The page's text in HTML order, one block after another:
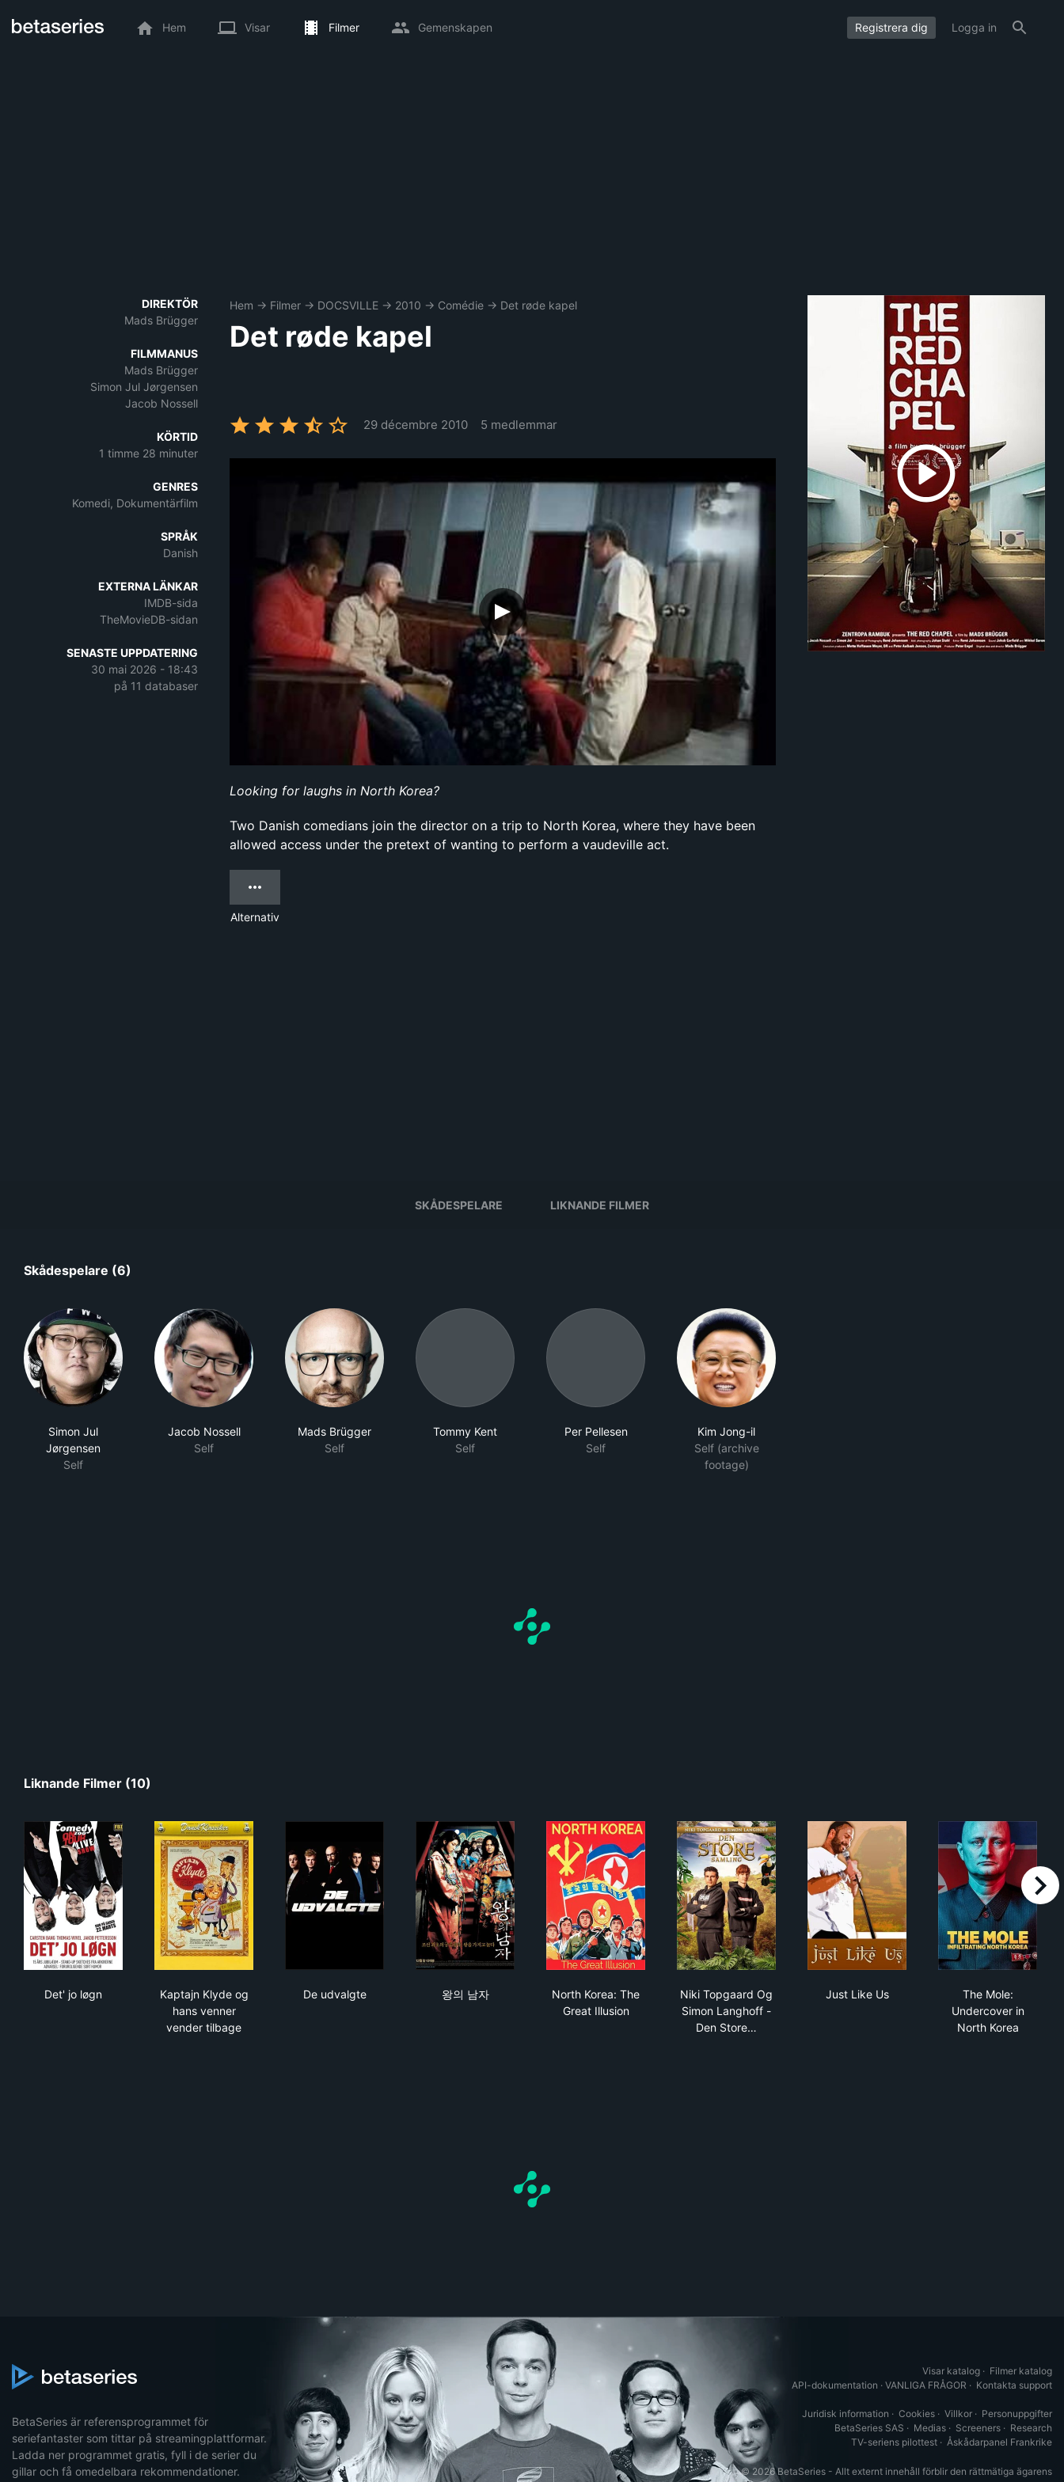
Hem Visar Filmer Gemenskapen Registrera dig Logga in
DIREKTÖR
Mads Brügger
FILMMANUS
Mads Brügger
Simon Jul Jørgensen
Jacob Nossell
KÖRTID
1 timme 28 minuter
GENRES
Komedi, Dokumentärfilm
SPRÅK
Danish
EXTERNA LÄNKAR
IMDB-sida
TheMovieDB-sidan
SENASTE UPPDATERING
30 mai 2026 - 18:43
på 11 databaser
Hem → Filmer → DOCSVILLE → 2010 → Comédie → Det røde kapel
Det røde kapel
29 décembre 2010 5 medlemmar
Looking for laughs in North Korea?
Two Danish comedians join the director on a trip to North Korea, where they have been
allowed access under the pretext of wanting to perform a vaudeville act.
Alternativ
SKÅDESPELARE LIKNANDE FILMER
Skådespelare (6)
Simon Jul
Jørgensen
Self
Jacob Nossell
Self
Mads Brügger
Self
Tommy Kent
Self
Per Pellesen
Self
Kim Jong-il
Self (archive
footage)
Liknande Filmer (10)
Det' jo løgn
Kaptajn Klyde og
hans venner
vender tilbage
De udvalgte
왕의 남자
North Korea: The
Great Illusion
Niki Topgaard Og
Simon Langhoff -
Den Store…
Just Like Us
The Mole:
Undercover in
North Korea
right
BetaSeries är referensprogrammet för
seriefantaster som tittar på streamingplattformar.
Ladda ner programmet gratis, fyll i de serier du
gillar och få omedelbara rekommendationer.
Visar katalog · Filmer katalog
API-dokumentation · VANLIGA FRÅGOR · Kontakta support
Juridisk information · Cookies · Villkor · Personuppgifter
BetaSeries SAS · Medias · Screeners · Research
TV-seriens pilottest · Åskådarpanel Frankrike
© 2026 BetaSeries - Allt externt innehåll förblir den rättmätiga ägarens